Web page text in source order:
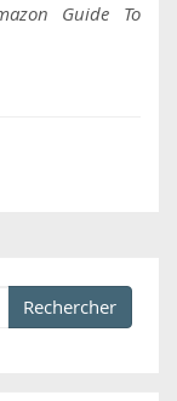
Guide To
Rechercher